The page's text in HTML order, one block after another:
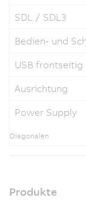
Diagonalen
SDL / SDL3
Bedien- und
USB frontseitig
Ausrichtung
Power Supply
Produkte